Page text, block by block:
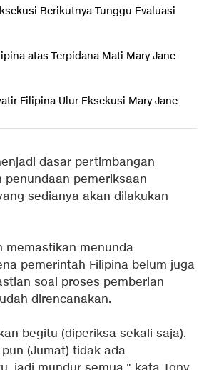
Berikutnya Tunggu Evaluasi
atas Terpidana Mati Mary Jane
Filipina Ulur Eksekusi Mary Jane
dasar pertimbangan
penundaan pemeriksaan
sedianya akan dilakukan
memastikan menunda
pemerintah Filipina belum juga
soal proses pemberian
direncanakan.
begitu (diperiksa sekali saja).
(Jumat) tidak ada